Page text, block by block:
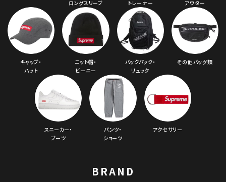
ロングスリーブ
トレーナー
アウター
キャップ・
ハット
ニット帽・
ビーニー
バックパック・
リュック
その他バッグ類
スニーカー・
ブーツ
パンツ・
ショーツ
アクセサリー
BRAND